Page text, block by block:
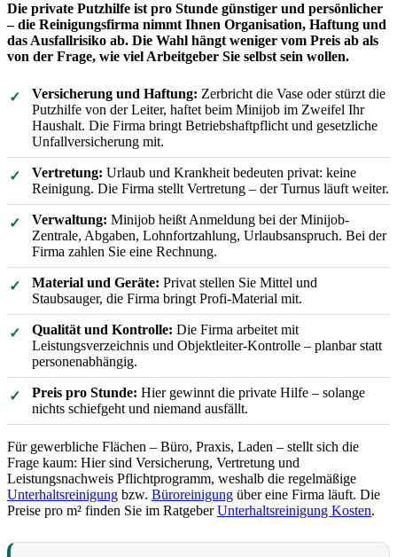
Die private Putzhilfe ist pro Stunde günstiger und persönlicher
– die Reinigungsfirma nimmt Ihnen Organisation, Haftung und
das Ausfallrisiko ab. Die Wahl hängt weniger vom Preis ab als
von der Frage, wie viel Arbeitgeber Sie selbst sein wollen.
Versicherung und Haftung: Zerbricht die Vase oder stürzt die
Putzhilfe von der Leiter, haftet beim Minijob im Zweifel Ihr
Haushalt. Die Firma bringt Betriebshaftpflicht und gesetzliche
Unfallversicherung mit.
Vertretung: Urlaub und Krankheit bedeuten privat: keine
Reinigung. Die Firma stellt Vertretung – der Turnus läuft weiter.
Verwaltung: Minijob heißt Anmeldung bei der Minijob-
Zentrale, Abgaben, Lohnfortzahlung, Urlaubsanspruch. Bei der
Firma zahlen Sie eine Rechnung.
Material und Geräte: Privat stellen Sie Mittel und
Staubsauger, die Firma bringt Profi-Material mit.
Qualität und Kontrolle: Die Firma arbeitet mit
Leistungsverzeichnis und Objektleiter-Kontrolle – planbar statt
personenabhängig.
Preis pro Stunde: Hier gewinnt die private Hilfe – solange
nichts schiefgeht und niemand ausfällt.
Für gewerbliche Flächen – Büro, Praxis, Laden – stellt sich die
Frage kaum: Hier sind Versicherung, Vertretung und
Leistungsnachweis Pflichtprogramm, weshalb die regelmäßige
Unterhaltsreinigung bzw. Büroreinigung über eine Firma läuft. Die
Preise pro m² finden Sie im RatgeberUnterhaltsreinigung Kosten.